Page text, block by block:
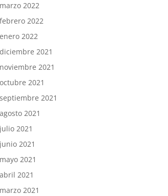
marzo 2022
febrero 2022
enero 2022
diciembre 2021
noviembre 2021
octubre 2021
septiembre 2021
agosto 2021
julio 2021
junio 2021
mayo 2021
abril 2021
marzo 2021